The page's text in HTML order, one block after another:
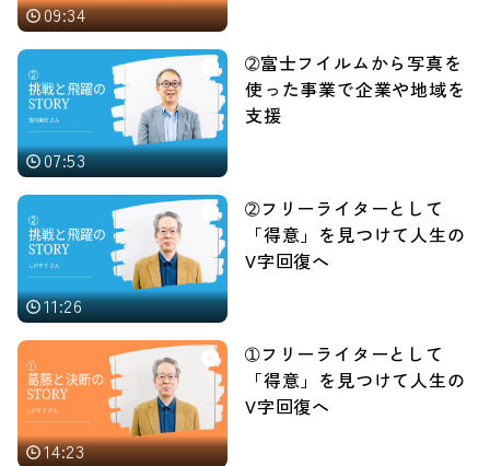
09:34
07:53
➁富士フイルムから写真を
使った事業で企業や地域を
支援
11:26
➁フリーライターとして
「得意」を見つけて人生の
V字回復へ
14:23
➀フリーライターとして
「得意」を見つけて人生の
V字回復へ